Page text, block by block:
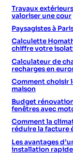
Travaux
valoriser une cour
Paysagistes à
Calculette
chiffre votre
Calculateur de
recharges en
Comment choisir
maison
Budget
fenêtres avec
Comment la
réduire la facture
Les avantages
installation